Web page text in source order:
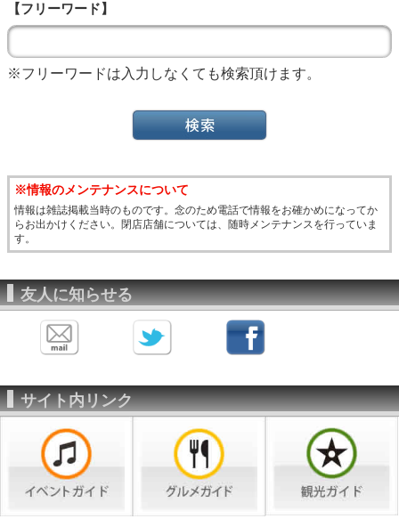
【フリーワード】
※フリーワードは入力しなくても検索頂けます。
※情報のメンテナンスについて
情報は雑誌掲載当時のものです。念のため電話で情報をお確かめになってか
らお出かけください。閉店店舗については、随時メンテナンスを行っていま
す。
友人に知らせる
サイト内リンク